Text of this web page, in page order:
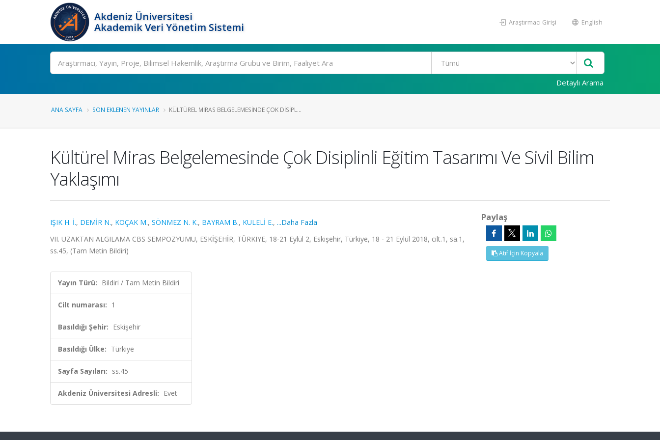
Akdeniz Üniversitesi
Akademik Veri Yönetim Sistemi
Araştırmacı Girişi English
Ara
Detaylı Arama
ANA SAYFA SON EKLENEN YAYINLAR KÜLTÜREL MIRAS BELGELEMESINDE ÇOK DISIPL...
Kültürel Miras Belgelemesinde Çok Disiplinli Eğitim Tasarımı Ve Sivil Bilim
Yaklaşımı
IŞIK H. İ., DEMİR N., KOÇAK M., SÖNMEZ N. K., BAYRAM B., KULELİ E., ...Daha Fazla
VII. UZAKTAN ALGILAMA CBS SEMPOZYUMU, ESKİŞEHİR, TÜRKIYE, 18-21 Eylül 2, Eskişehir, Türkiye, 18 - 21 Eylül 2018, cilt.1, sa.1,
ss.45, (Tam Metin Bildiri)
Yayın Türü: Bildiri / Tam Metin Bildiri
Cilt numarası: 1
Basıldığı Şehir: Eskişehir
Basıldığı Ülke: Türkiye
Sayfa Sayıları: ss.45
Akdeniz Üniversitesi Adresli: Evet
Paylaş
Atıf İçin Kopyala